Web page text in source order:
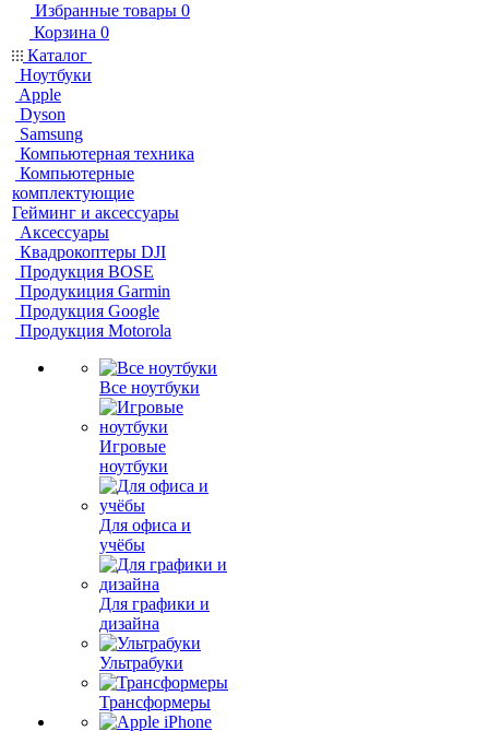
Избранные товары 0
Корзина 0
Каталог
Ноутбуки
Apple
Dyson
Samsung
Компьютерная техника
Компьютерные
комплектующие
Гейминг и аксессуары
Аксессуары
Квадрокоптеры DJI
Продукция BOSE
Продукиция Garmin
Продукция Google
Продукция Motorola
Все ноутбуки
Игровые
ноутбуки
Для офиса и
учёбы
Для графики и
дизайна
Ультрабуки
Трансформеры